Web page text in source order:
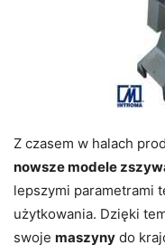
Z czasem w halach
nowsze modele
lepszymi parametrami
użytkowania. Dzięki
swoje maszyny do